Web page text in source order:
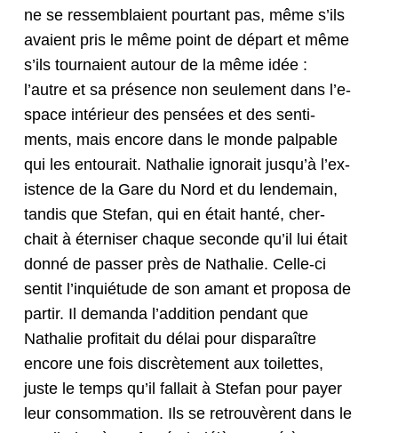
ne se ressem­blaient pour­tant pas, même s’ils
avaient pris le même point de départ et même
s’ils tour­naient autour de la même idée :
l’autre et sa présence non seule­ment dans l’e­
space intérieur des pen­sées et des sen­ti­
ments, mais encore dans le monde pal­pa­ble
qui les entourait. Nathalie igno­rait jusqu’à l’ex­
is­tence de la Gare du Nord et du lende­main,
tan­dis que Ste­fan, qui en était han­té, cher­
chait à éterniser chaque sec­onde qu’il lui était
don­né de pass­er près de Nathalie. Celle-ci
sen­tit l’in­quié­tude de son amant et pro­posa de
par­tir. Il deman­da l’ad­di­tion pen­dant que
Nathalie prof­i­tait du délai pour dis­paraître
encore une fois dis­crète­ment aux toi­lettes,
juste le temps qu’il fal­lait à Ste­fan pour pay­er
leur con­som­ma­tion. Ils se retrou­vèrent dans le